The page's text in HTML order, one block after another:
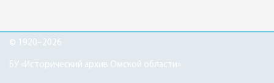
© 1920–2026
БУ «Исторический архив Омской области»